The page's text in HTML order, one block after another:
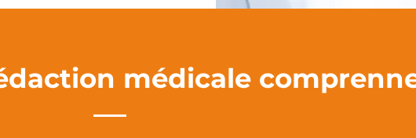
médicale